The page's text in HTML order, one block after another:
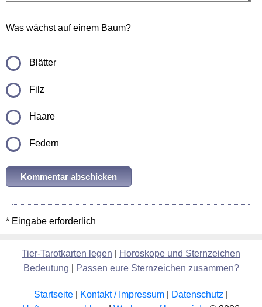
Was wächst auf einem Baum?
Blätter
Filz
Haare
Federn
* Eingabe erforderlich
Tier-Tarotkarten legen
Horoskope und Sternzeichen
Bedeutung
Passen eure Sternzeichen zusammen?
Startseite Kontakt / Impressum Datenschutz